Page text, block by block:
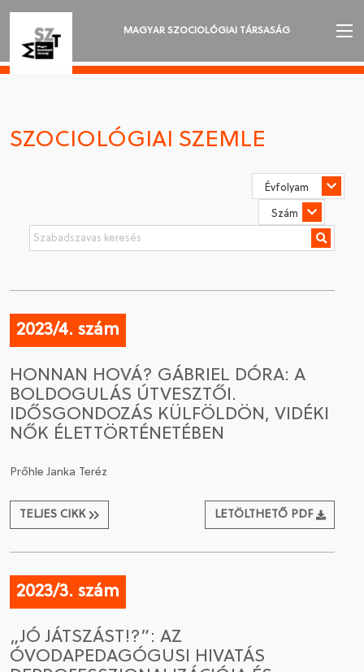
MAGYAR SZOCIOLÓGIAI TÁRSASÁG
SZOCIOLÓGIAI SZEMLE
CSATLAKOZÁS A TÁRSASÁGHOZ / MEGÚJÍTOM A
TAGSÁGOMAT
SZOCIOLÓGIAI SZEMLE
2023/4. szám
HONNAN HOVÁ? GÁBRIEL DÓRA: A
BOLDOGULÁS ÚTVESZTŐI.
IDŐSGONDOZÁS KÜLFÖLDÖN, VIDÉKI
NŐK ÉLETTÖRTÉNETÉBEN
Prőhle Janka Teréz
TELJES CIKK LETÖLTHETŐ PDF
2023/3. szám
„JÓ JÁTSZÁST!?”: AZ
ÓVODAPEDAGÓGUSI HIVATÁS